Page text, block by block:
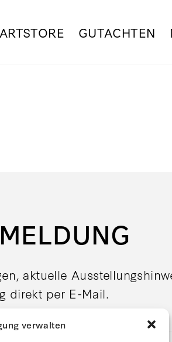
verwalten
ARTSTORE GUTACHTEN
aktuelle
direkt per E-Mail.